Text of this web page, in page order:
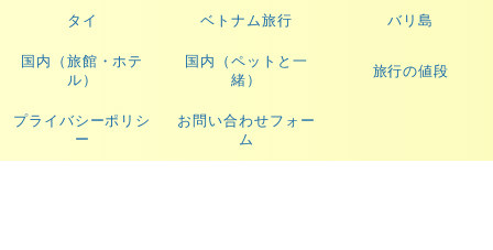
タイ ベトナム旅行 バリ島
国内（旅館・ホテ
ル）
国内（ペットと一
緒）
旅行の値段
プライバシーポリシ
ー
お問い合わせフォー
ム